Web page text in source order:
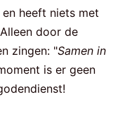
heeft niets met
door de
zingen: "Samen in
is er geen